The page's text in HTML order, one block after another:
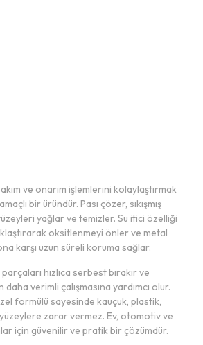
ve onarım işlemlerini kolaylaştırmak
bir üründür. Pası çözer, sıkışmış
yağlar ve temizler. Su itici özelliği
oksitlenmeyi önler ve metal
karşı uzun süreli koruma sağlar.
hızlıca serbest bırakır ve
verimli çalışmasına yardımcı olur.
formülü sayesinde kauçuk, plastik,
yüzeylere zarar vermez. Ev, otomotiv ve
için güvenilir ve pratik bir çözümdür.